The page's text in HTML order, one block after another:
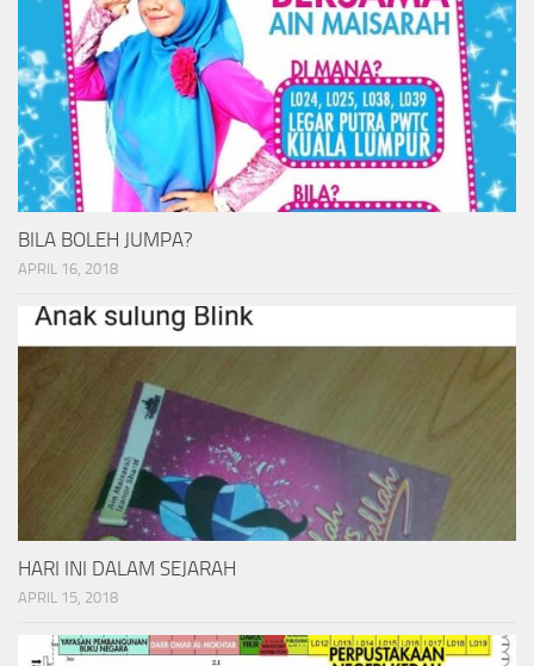
BILA BOLEH JUMPA?
APRIL 16, 2018
HARI INI DALAM SEJARAH
APRIL 15, 2018